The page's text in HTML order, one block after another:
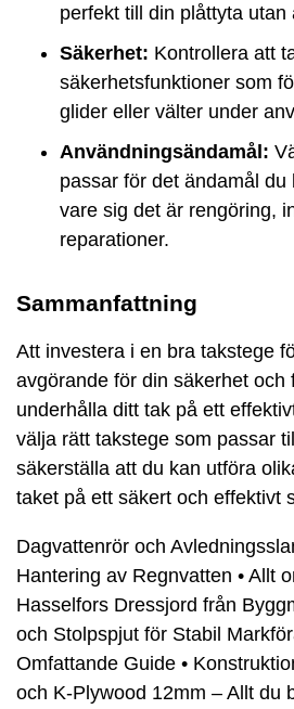
perfekt till din plåttyta utan
Säkerhet: Kontrollera att
säkerhetsfunktioner som
glider eller välter under
Användningsändamål:
passar för det ändamål du
vare sig det är rengöring,
reparationer.
Sammanfattning
Att investera i en bra takstege
avgörande för din säkerhet och
underhålla ditt tak på ett
välja rätt takstege som passar
säkerställa att du kan utföra
taket på ett säkert och effektivt
Dagvattenrör och
Hantering av Regnvatten • Allt
Hasselfors Dressjord från
och Stolpspjut för Stabil
Omfattande Guide •
och K-Plywood 12mm – Allt du